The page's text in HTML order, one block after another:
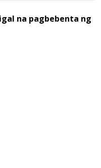
na pagbebenta ng